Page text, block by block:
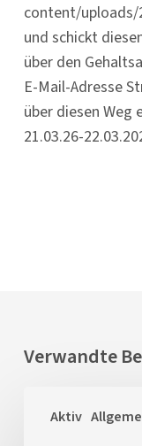
content/uploads/
und schickt
über den
E-Mail-Adresse
über diesen Weg
21.03.26-
Verwandte
Aktiv
komba